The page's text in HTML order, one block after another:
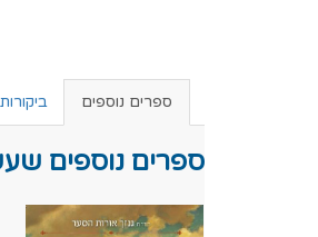
ספרים נוספים ביקורות
ספרים נוספים